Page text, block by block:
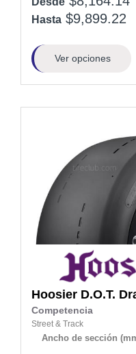
Hasta $9,899.22
Ver opciones
Hoosier D.O.T.
Competencia
Street & Track
Ancho de sección